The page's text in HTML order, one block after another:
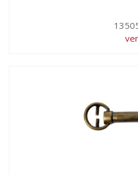
ver